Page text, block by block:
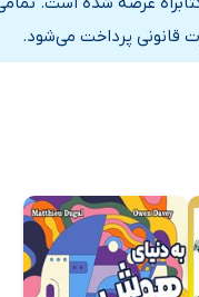
قانونی پرداخت می‌شود.